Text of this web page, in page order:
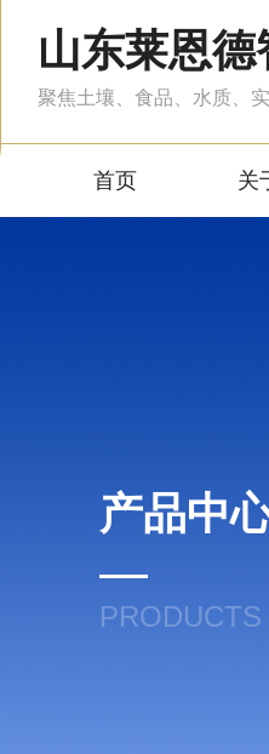
山东莱恩德
聚焦土壤、食品、水质、
首页 关
产品中